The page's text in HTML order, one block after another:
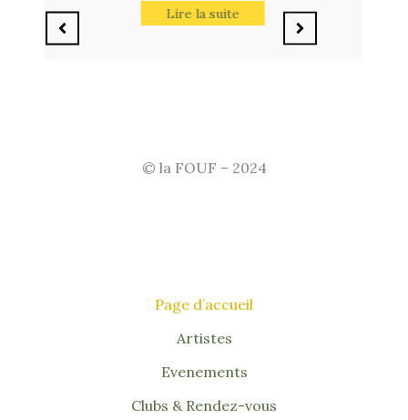
Lire la suite
© la FOUF – 2024
Page d’accueil
Artistes
Evenements
Clubs & Rendez-vous